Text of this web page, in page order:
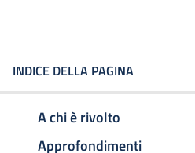
INDICE DELLA PAGINA
A chi è rivolto
Approfondimenti